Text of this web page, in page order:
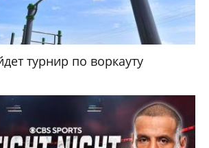
турнир по воркауту